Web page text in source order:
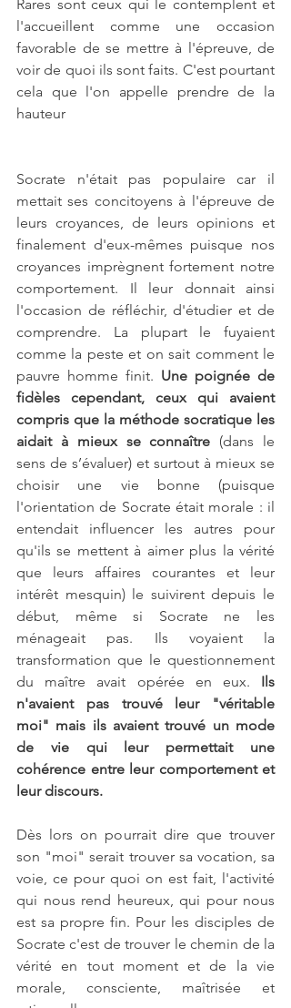
Rares sont ceux qui le contemplent et
l'accueillent comme une occasion
favorable de se mettre à l'épreuve, de
voir de quoi ils sont faits. C'est pourtant
cela que l'on appelle prendre de la
hauteur
Socrate n'était pas populaire car il
mettait ses concitoyens à l'épreuve de
leurs croyances, de leurs opinions et
finalement d'eux-mêmes puisque nos
croyances imprègnent fortement notre
comportement. Il leur donnait ainsi
l'occasion de réfléchir, d'étudier et de
comprendre. La plupart le fuyaient
comme la peste et on sait comment le
pauvre homme finit. Une poignée de
fidèles cependant, ceux qui avaient
compris que la méthode socratique les
aidait à mieux se connaître (dans le
sens de s’évaluer) et surtout à mieux se
choisir une vie bonne (puisque
l'orientation de Socrate était morale : il
entendait influencer les autres pour
qu'ils se mettent à aimer plus la vérité
que leurs affaires courantes et leur
intérêt mesquin) le suivirent depuis le
début, même si Socrate ne les
ménageait pas. Ils voyaient la
transformation que le questionnement
du maître avait opérée en eux. Ils
n'avaient pas trouvé leur "véritable
moi" mais ils avaient trouvé un mode
de vie qui leur permettait une
cohérence entre leur comportement et
leur discours.
Dès lors on pourrait dire que trouver
son "moi" serait trouver sa vocation, sa
voie, ce pour quoi on est fait, l'activité
qui nous rend heureux, qui pour nous
est sa propre fin. Pour les disciples de
Socrate c'est de trouver le chemin de la
vérité en tout moment et de la vie
morale, consciente, maîtrisée et